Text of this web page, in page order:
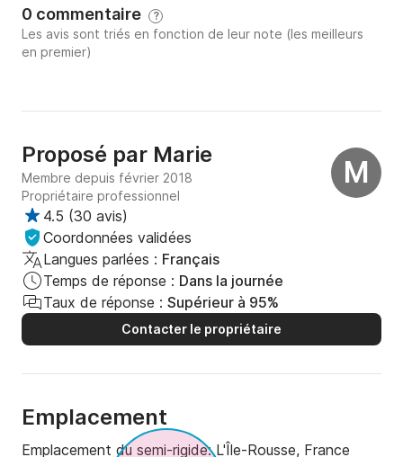
0 commentaire ?
Les avis sont triés en fonction de leur note (les meilleurs
en premier)
M
Proposé par Marie
Membre depuis février 2018
Propriétaire professionnel
4.5 (30 avis)
Coordonnées validées
Langues parlées : Français
Temps de réponse : Dans la journée
Taux de réponse : Supérieur à 95%
Contacter le propriétaire
Emplacement
Emplacement du semi-rigide:L'Île-Rousse, France